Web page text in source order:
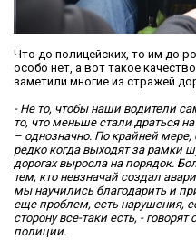
Что до полицейских, то им до
особо нет, а вот такое
заметили многие из стражей
- Не то, чтобы наши водители
то, что меньше стали драться на
– однозначно. По крайней
редко когда выходят за рамки
дорогах выросла на порядок.
тем, кто невзначай создал
мы научились благодарить и
еще проблем, есть нарушения,
сторону все-таки есть, -
полиции.